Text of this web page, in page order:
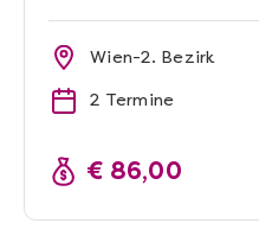
Wien-2. Bezirk
2 Termine
€ 86,00